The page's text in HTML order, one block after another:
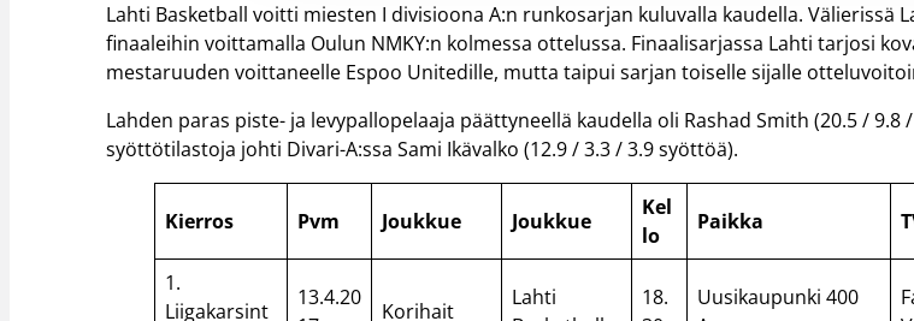
Lahti Basketball voitti miesten I divisioona A:n runkosarjan kuluvalla kaudella. Välierissä
finaaleihin voittamalla Oulun NMKY:n kolmessa ottelussa. Finaalisarjassa Lahti tarjosi
mestaruuden voittaneelle Espoo Unitedille, mutta taipui sarjan toiselle sijalle
Lahden paras piste- ja levypallopelaaja päättyneellä kaudella oli Rashad Smith (20.5 / 9.8 /
syöttötilastoja johti Divari-A:ssa Sami Ikävalko (12.9 / 3.3 / 3.9 syöttöä).
Kierros Pvm Joukkue Joukkue
Kel
lo
Paikka
1.
Liigakarsint
13.4.20
Korihait
Lahti
18.
Uusikaupunki 400